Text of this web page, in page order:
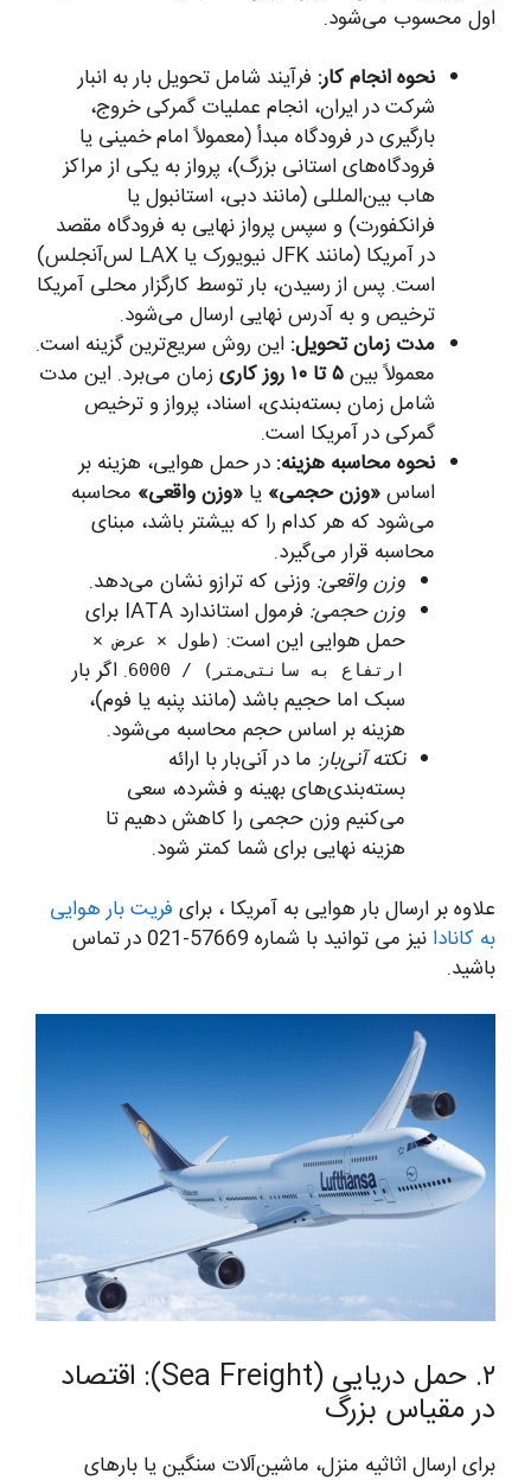
اول محسوب می‌شود.
نحوه انجام کار: فرآیند شامل تحویل بار به انبار
شرکت در ایران، انجام عملیات گمرکی خروج،
بارگیری در فرودگاه مبدأ (معمولاً امام خمینی یا
فرودگاه‌های استانی بزرگ)، پرواز به یکی از مراکز
هاب بین‌المللی (مانند دبی، استانبول یا
فرانکفورت) و سپس پرواز نهایی به فرودگاه مقصد
در آمریکا (مانند JFK نیویورک یا LAX لس‌آنجلس)
است. پس از رسیدن، بار توسط کارگزار محلی آمریکا
ترخیص و به آدرس نهایی ارسال می‌شود.
مدت زمان تحویل: این روش سریع‌ترین گزینه است.
معمولاً بین۵ تا ۱۰ روز کاری
زمان می‌برد. این مدت
شامل زمان بسته‌بندی، اسناد، پرواز و ترخیص
گمرکی در آمریکا است.
نحوه محاسبه هزینه: در حمل هوایی، هزینه بر
اساس«وزن حجمی» یا «وزن واقعی» محاسبه
می‌شود که هر کدام را که بیشتر باشد، مبنای
محاسبه قرار می‌گیرد.
وزن واقعی: وزنی که ترازو نشان می‌دهد.
وزن حجمی:
فرمول استاندارد IATA برای
حمل هوایی این است: (طول × عرض ×
ارتفاع به سانتی‌متر) / 6000
. اگر بار
سبک اما حجیم باشد (مانند پنبه یا فوم)،
هزینه بر اساس حجم محاسبه می‌شود.
نکته آنی‌بار: ما در آنی‌بار با ارائه
بسته‌بندی‌های بهینه و فشرده، سعی
می‌کنیم وزن حجمی را کاهش دهیم تا
هزینه نهایی برای شما کمتر شود.
علاوه بر ارسال بار هوایی به آمریکا ، برای فریت بار هوایی
به کانادا
نیز می توانید با شماره 57669-021 در تماس
باشید.
۲. حمل دریایی (Sea Freight): اقتصاد
در مقیاس بزرگ
برای ارسال اثاثیه منزل، ماشین‌آلات سنگین یا بارهای